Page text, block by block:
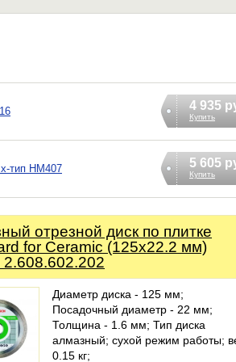
4 935
Купить
тип HM407 5 605
Купить
отрезной диск по плитке
for Ceramic (125х22.2 мм)
2.608.602.202
Диаметр диска - 125 мм;
Посадочный диаметр - 22 мм;
Толщина - 1.6 мм; Тип диска
алмазный; сухой режим работы;
0.15 кг;